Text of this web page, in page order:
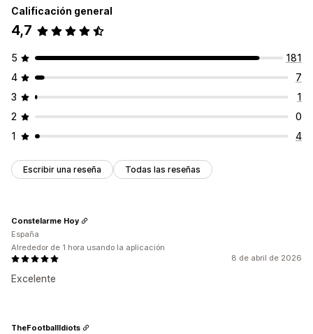
Calificación general
4,7
5
181
4
7
3
1
2
0
1
4
Escribir una reseña Todas las reseñas
8 de abril de 2026
Excelente
Constelarme Hoy
España
Alrededor de 1 hora usando la aplicación
TheFootballIdiots